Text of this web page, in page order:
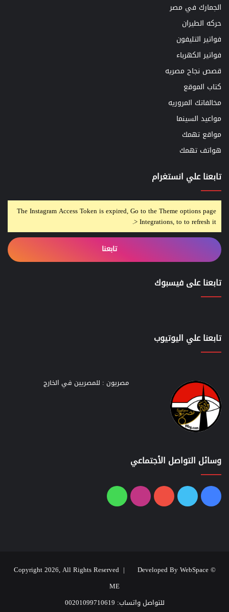
الجمارك في مصر
حركه الطيران
فواتير التليفون
فواتير الكهرباء
قصص نجاح مصريه
كتاب الموقع
مخالفاتك المروريه
مواعيد السينما
مواقع تهمك
هواتف تهمك
تابعنا علي انستغرام
The Instagram Access Token is expired, Go to the Theme options page
> Integrations, to to refresh it.
تابعنا
تابعنا على فيسبوك
تابعنا علي اليوتيوب
مصريون : للمصريين في الخارج
وسائل التواصل الأجتماعي
فيسبوك
تويتر يوتيوبانستقرامواتساب
© Copyright 2026, All Rights Reserved |
Developed By WebSpace
ME
للتواصل واتساب: 00201099710619